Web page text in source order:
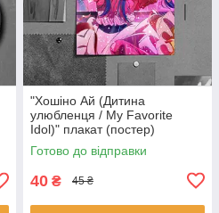
"Хошіно Ай (Дитина
улюбленця / My Favorite
Idol)" плакат (постер)
розміром А5 (14х20см)
Готово до відправки
40 ₴ 45 ₴